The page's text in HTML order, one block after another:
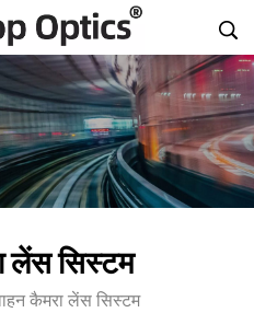
लेंस सिस्टम
कैमरा लेंस सिस्टम